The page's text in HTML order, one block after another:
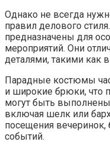
Однако не всегда
правил делового
предназначены для
мероприятий. Они
деталями, такими как
Парадные костюмы
и широкие брюки, что
могут быть
включая шелк или
посещения вечеринок,
событий.